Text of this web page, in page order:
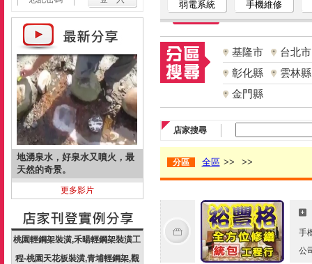
地湧泉水，好泉水又噴火，最
天然的奇景。
更多影片
桃園輕鋼架裝潢,禾暘輕鋼架裝潢工
程-桃園天花板裝潢,青埔輕鋼架,觀
弱電系統 手機維修
基隆市
台北市
彰化縣
雲林縣
金門縣
店家搜尋
分區 全區 >> >>
手
公